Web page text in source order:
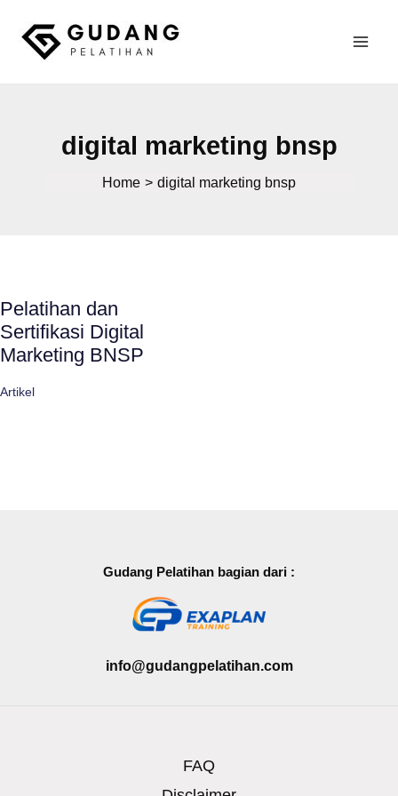
content
digital marketing bnsp
Home digital marketing bnsp
Pelatihan dan
Sertifikasi Digital
Marketing BNSP
Artikel
Gudang Pelatihan bagian dari :
info@gudangpelatihan.com
FAQ